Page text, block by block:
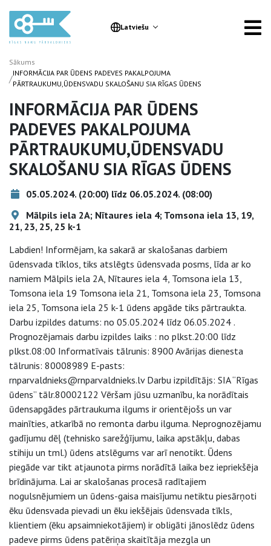
Latviešu
Sākums
/INFORMĀCIJA PAR ŪDENS PADEVES PAKALPOJUMA
PĀRTRAUKUMU,ŪDENSVADU SKALOŠANU SIA RĪGAS ŪDENS
INFORMĀCIJA PAR ŪDENS
PADEVES PAKALPOJUMA
PĀRTRAUKUMU,ŪDENSVADU
SKALOŠANU SIA RĪGAS ŪDENS
05.05.2024. (20:00) līdz 06.05.2024. (08:00)
Mālpils iela 2A; Nītaures iela 4; Tomsona iela 13, 19,
21, 23, 25, 25 k-1
Labdien! Informējam, ka sakarā ar skalošanas darbiem
ūdensvada tīklos, tiks atslēgts ūdensvada posms, līda ar ko
namiem Mālpils iela 2A, Nītaures iela 4, Tomsona iela 13,
Tomsona iela 19 Tomsona iela 21, Tomsona iela 23, Tomsona
iela 25, Tomsona iela 25 k-1 ūdens apgāde tiks pārtraukta.
Darbu izpildes datums: no 05.05.2024 līdz 06.05.2024 .
Prognozējamais darbu izpildes laiks : no plkst.20:00 līdz
plkst.08:00 Informatīvais tālrunis: 8900 Avārijas dienesta
tālrunis: 80008989 E-pasts:
rnparvaldnieks@rnparvaldnieks.lv Darbu izpildītājs: SIA “Rīgas
ūdens” tālr.80002122 Vēršam jūsu uzmanību, ka norādītais
ūdensapgādes pārtraukuma ilgums ir orientējošs un var
mainīties, atkarībā no remonta darbu ilguma. Neprognozējamu
gadījumu dēļ (tehnisko sarežģījumu, laika apstākļu, dabas
stihiju un tml.) ūdens atslēgums var arī nenotikt. Ūdens
piegāde var tikt atjaunota pirms norādītā laika bez iepriekšēja
brīdinājuma. Lai ar skalošanas procesā radītajiem
nogulsnējumiem un ūdens-gaisa maisījumu netiktu piesārņoti
ēku ūdensvada pievadi un ēku iekšējais ūdensvada tīkls,
klientiem (ēku apsaimniekotājiem) ir obligāti jānoslēdz ūdens
padeve pirms ūdens patēriņa skaitītāja mezgla un